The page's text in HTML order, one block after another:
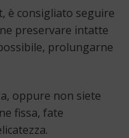
è consigliato seguire
preservare intatte
prolungarne
oppure non siete
fissa, fate